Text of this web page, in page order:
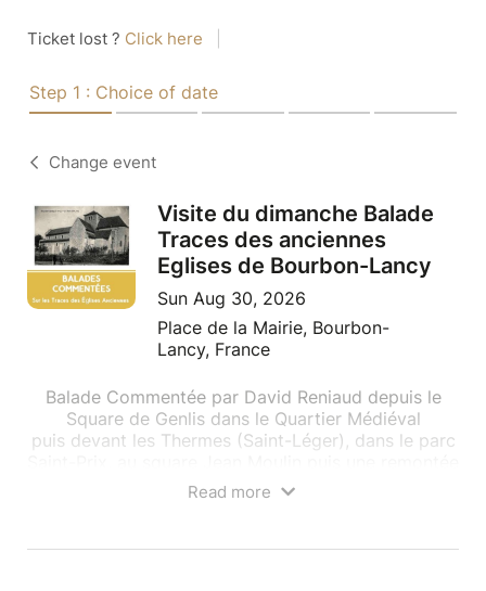
Ticket lost ? Click here
Step 1 : Choice of date
Change event
Visite du dimanche Balade
Traces des anciennes
Eglises de Bourbon-Lancy
Sun Aug 30, 2026
Place de la Mairie, Bourbon-
Lancy, France
Balade Commentée par David Reniaud depuis le
Square de Genlis dans le Quartier Médiéval
puis devant les Thermes (Saint-Léger), dans le parc
par la gendarmerie, au Musée Saint-Nazaire et enfin
Read more